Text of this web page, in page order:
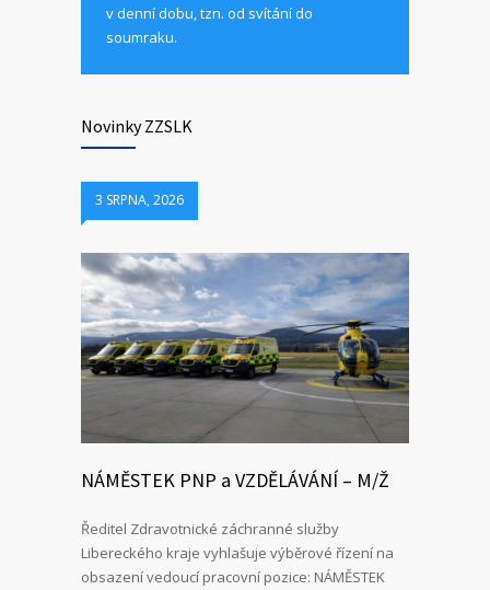
v denní dobu, tzn. od svítání do
soumraku.
Novinky ZZSLK
3 SRPNA, 2026
NÁMĚSTEK PNP a VZDĚLÁVÁNÍ – M/Ž
Ředitel Zdravotnické záchranné služby
Libereckého kraje vyhlašuje výběrové řízení na
obsazení vedoucí pracovní pozice: NÁMĚSTEK